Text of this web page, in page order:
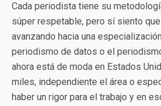
Cada periodista tiene su
súper respetable, pero sí siento
avanzando hacia una
periodismo de datos o el
ahora está de moda en Estados
miles, independiente el área o
haber un rigor para el trabajo y en